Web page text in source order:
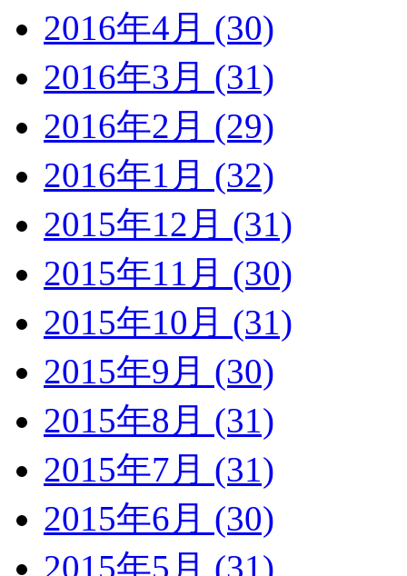
2016年4月 (30)
2016年3月 (31)
2016年2月 (29)
2016年1月 (32)
2015年12月 (31)
2015年11月 (30)
2015年10月 (31)
2015年9月 (30)
2015年8月 (31)
2015年7月 (31)
2015年6月 (30)
2015年5月 (31)